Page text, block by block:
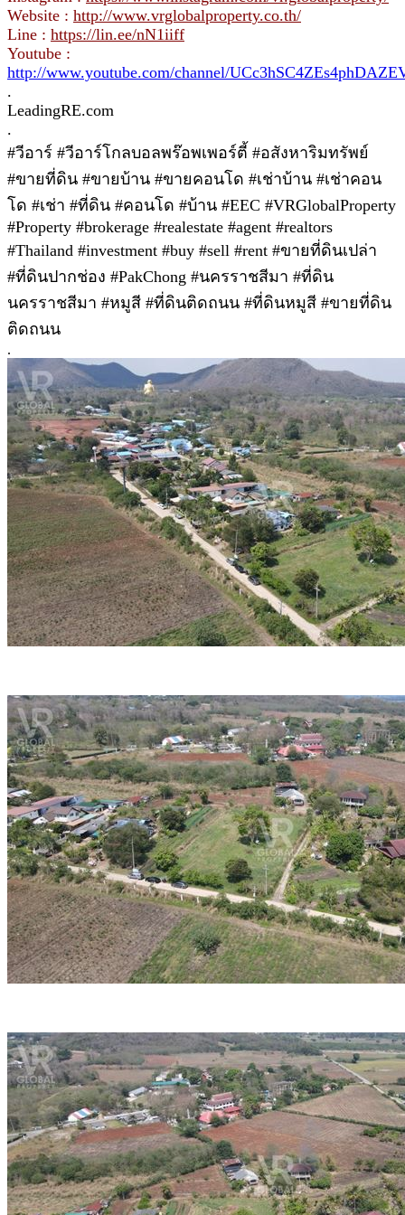
Website : http://www.vrglobalproperty.co.th/
Line : https://lin.ee/nN1iiff
Youtube :
http://www.youtube.com/channel/
.
LeadingRE.com
.
#วีอาร์ #วีอาร์โกลบอลพร๊อพเพอร์ตี้ #อสังหาริมทรัพย์
#ขายที่ดิน #ขายบ้าน #ขายคอนโด #เช่าบ้าน #เช่าคอน
โด #เช่า #ที่ดิน #คอนโด #บ้าน #EEC #VRGlobalProperty
#Property #brokerage #realestate #agent #realtors
#Thailand #investment #buy #sell #rent #ขายที่ดินเปล่า
#ที่ดินปากช่อง #PakChong #นครราชสีมา #ที่ดิน
นครราชสีมา #หมูสี #ที่ดินติดถนน #ที่ดินหมูสี #ขายที่ดิน
ติดถนน
.